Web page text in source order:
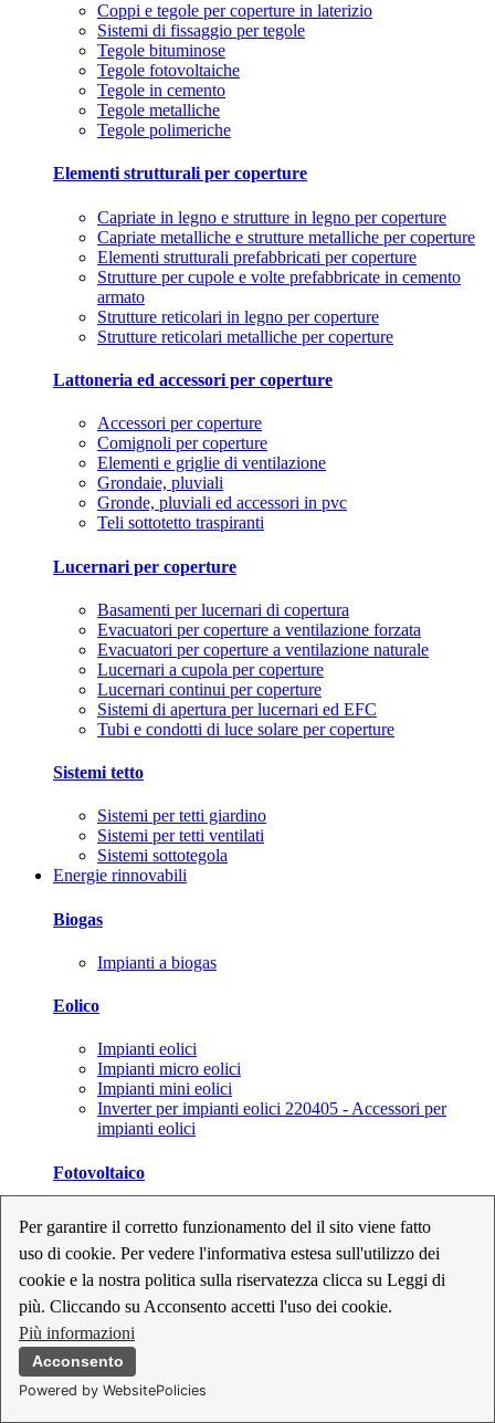
Per garantire il corretto funzionamento del il sito viene fatto
uso di cookie. Per vedere l'informativa estesa sull'utilizzo dei
cookie e la nostra politica sulla riservatezza clicca su Leggi di
più. Cliccando su Acconsento accetti l'uso dei cookie.
Più informazioni
Acconsento
Powered by WebsitePolicies
Coppi e tegole per coperture in laterizio
Sistemi di fissaggio per tegole
Tegole bituminose
Tegole fotovoltaiche
Tegole in cemento
Tegole metalliche
Tegole polimeriche
Elementi strutturali per coperture
Capriate in legno e strutture in legno per coperture
Capriate metalliche e strutture metalliche per coperture
Elementi strutturali prefabbricati per coperture
Strutture per cupole e volte prefabbricate in cemento
armato
Strutture reticolari in legno per coperture
Strutture reticolari metalliche per coperture
Lattoneria ed accessori per coperture
Accessori per coperture
Comignoli per coperture
Elementi e griglie di ventilazione
Grondaie, pluviali
Gronde, pluviali ed accessori in pvc
Teli sottotetto traspiranti
Lucernari per coperture
Basamenti per lucernari di copertura
Evacuatori per coperture a ventilazione forzata
Evacuatori per coperture a ventilazione naturale
Lucernari a cupola per coperture
Lucernari continui per coperture
Sistemi di apertura per lucernari ed EFC
Tubi e condotti di luce solare per coperture
Sistemi tetto
Sistemi per tetti giardino
Sistemi per tetti ventilati
Sistemi sottotegola
Energie rinnovabili
Biogas
Impianti a biogas
Eolico
Impianti eolici
Impianti micro eolici
Impianti mini eolici
Inverter per impianti eolici 220405 - Accessori per
impianti eolici
Fotovoltaico
Inverter per impianti fotovoltaici
Kit per impianti fotovoltaici
Moduli fotovoltaici
Sistemi di monitoraggio per impianti fotovoltaici
Strumenti di collaudo e configurazione per impianti
fotovoltaici
Supporti per impianti fotovoltaici
Geotermia